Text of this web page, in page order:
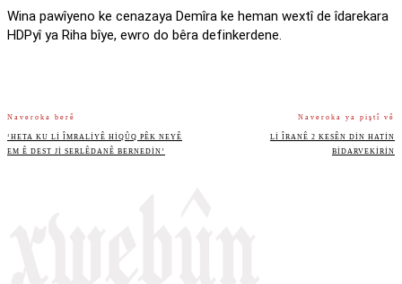
Wina pawîyeno ke cenazaya Demîra ke heman wextî de îdarekara
HDPyî ya Riha bîye, ewro do bêra definkerdene.
Naveroka berê
‘HETA KU LI ÎMRALIYÊ HIQÛQ PÊK NEYÊ
EM Ê DEST JI SERLÊDANÊ BERNEDIN’
Naveroka ya piştî vê
LI ÎRANÊ 2 KESÊN DIN HATIN
BIDARVEKIRIN